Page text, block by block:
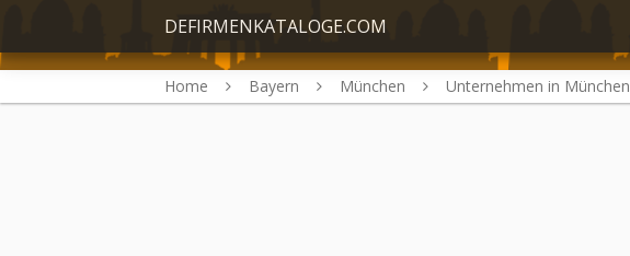
DEFIRMENKATALOGE.COM
Home Bayern München Unternehmen in München